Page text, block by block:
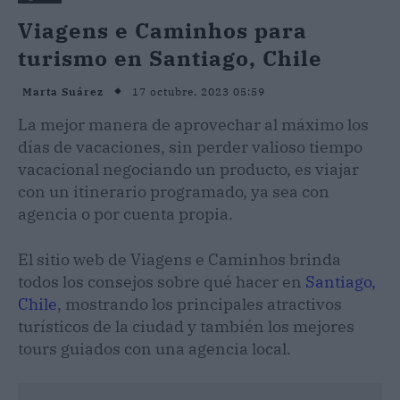
Viagens e Caminhos para
turismo en Santiago, Chile
Marta Suárez 17 octubre, 2023 05:59
La mejor manera de aprovechar al máximo los
días de vacaciones, sin perder valioso tiempo
vacacional negociando un producto, es viajar
con un itinerario programado, ya sea con
agencia o por cuenta propia.
El sitio web de Viagens e Caminhos brinda
todos los consejos sobre qué hacer en Santiago,
Chile, mostrando los principales atractivos
turísticos de la ciudad y también los mejores
tours guiados con una agencia local.